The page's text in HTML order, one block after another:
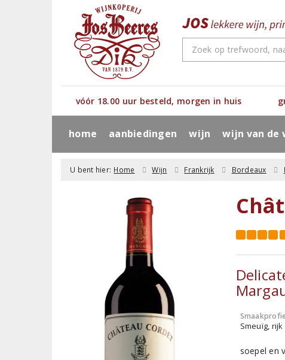
vóór 18.00 uur besteld, morgen in huis
home aanbiedingen wijn wijn van de
U bent hier: Home Wijn Frankrijk Bordeaux
Smeuïg, rijk
soepel en